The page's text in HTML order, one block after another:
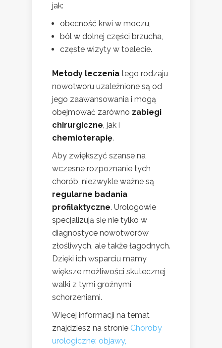
jak:
obecność krwi w moczu,
ból w dolnej części brzucha,
częste wizyty w toalecie.
Metody leczenia tego rodzaju
nowotworu uzależnione są od
jego zaawansowania i mogą
obejmować zarówno zabiegi
chirurgiczne, jak i
chemioterapię.
Aby zwiększyć szanse na
wczesne rozpoznanie tych
chorób, niezwykle ważne są
regularne badania
profilaktyczne. Urologowie
specjalizują się nie tylko w
diagnostyce nowotworów
złośliwych, ale także łagodnych.
Dzięki ich wsparciu mamy
większe możliwości skutecznej
walki z tymi groźnymi
schorzeniami.
Więcej informacji na temat
znajdziesz na stronie Choroby
urologiczne: objawy,